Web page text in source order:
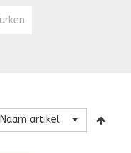
Naam artikel